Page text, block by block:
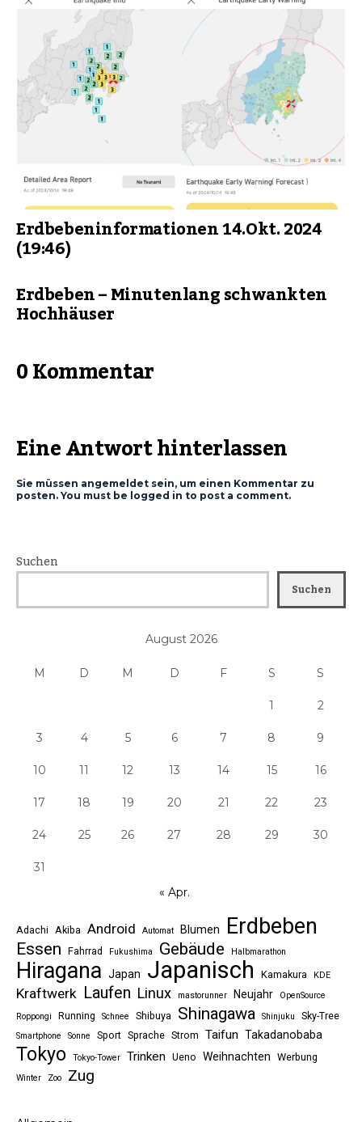
Erdbebeninformationen 14.Okt. 2024
(19:46)
Erdbeben – Minutenlang schwankten
Hochhäuser
0 Kommentar
Eine Antwort hinterlassen
Sie müssen angemeldet sein, um einen Kommentar zu
posten. You must be logged in to post a comment.
Suchen
Suchen
August 2026
M D M D F S S
1 2
3 4 5 6 7 8 9
10 11 12 13 14 15 16
17 18 19 20 21 22 23
24 25 26 27 28 29 30
31
« Apr.
Adachi Akiba Android Automat Blumen Erdbeben
Essen Fahrrad Fukushima Gebäude Halbmarathon
Hiragana Japan Japanisch Kamakura KDE
Kraftwerk Laufen Linux mastorunner Neujahr
OpenSource
Roppongi
Running Schnee Shibuya Shinagawa Shinjuku Sky-Tree
Smartphone Sonne Sport Sprache Strom Taifun Takadanobaba
Tokyo Tokyo-Tower Trinken Ueno Weihnachten Werbung
Winter Zoo Zug